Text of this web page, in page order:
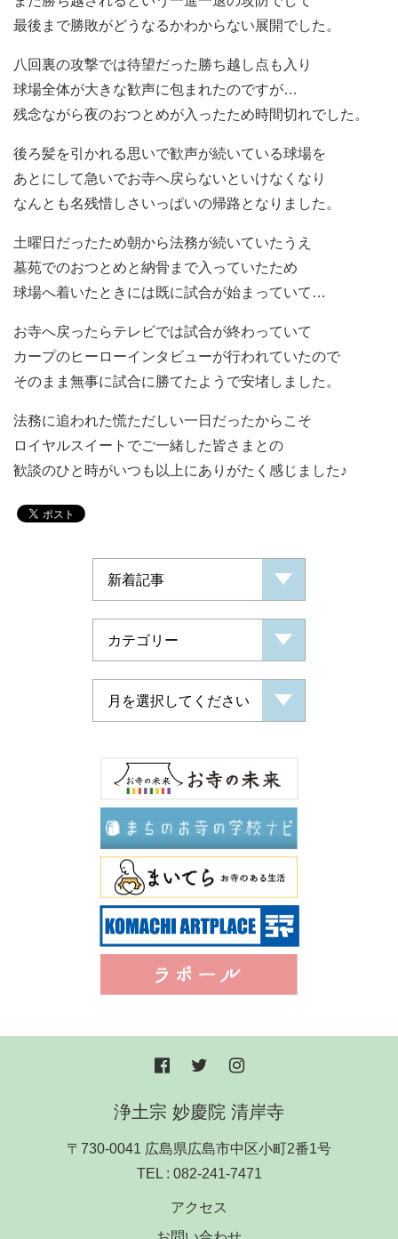
最後まで勝敗がどうなるかわからない展開でした。
八回裏の攻撃では待望だった勝ち越し点も入り
球場全体が大きな歓声に包まれたのですが…
残念ながら夜のおつとめが入ったため時間切れでした。
後ろ髪を引かれる思いで歓声が続いている球場を
あとにして急いでお寺へ戻らないといけなくなり
なんとも名残惜しさいっぱいの帰路となりました。
土曜日だったため朝から法務が続いていたうえ
墓苑でのおつとめと納骨まで入っていたため
球場へ着いたときには既に試合が始まっていて…
お寺へ戻ったらテレビでは試合が終わっていて
カープのヒーローインタビューが行われていたので
そのまま無事に試合に勝てたようで安堵しました。
法務に追われた慌ただしい一日だったからこそ
ロイヤルスイートでご一緒した皆さまとの
歓談のひと時がいつも以上にありがたく感じました♪
浄土宗 妙慶院 清岸寺
〒730-0041 広島県広島市中区小町2番1号
TEL : 082-241-7471
アクセス